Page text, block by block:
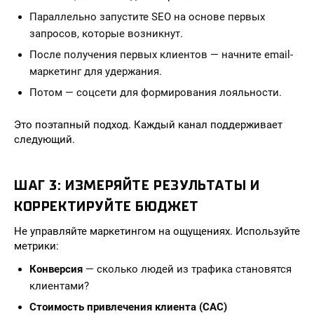
Параллельно запустите SEO на основе первых
запросов, которые возникнут.
После получения первых клиентов — начните email-
маркетинг для удержания.
Потом — соцсети для формирования лояльности.
Это поэтапный подход. Каждый канал поддерживает
следующий.
ШАГ 3: ИЗМЕРЯЙТЕ РЕЗУЛЬТАТЫ И
КОРРЕКТИРУЙТЕ БЮДЖЕТ
Не управляйте маркетингом на ощущениях. Используйте
метрики:
Конверсия — сколько людей из трафика становятся
клиентами?
Стоимость привлечения клиента (CAC)